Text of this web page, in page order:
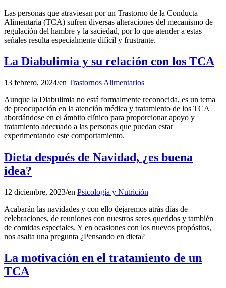
Las personas que atraviesan por un Trastorno de la Conducta
Alimentaria (TCA) sufren diversas alteraciones del mecanismo de
regulación del hambre y la saciedad, por lo que atender a estas
señales resulta especialmente difícil y frustrante.
La Diabulimia y su relación con los TCA
13 febrero, 2024/en Trastornos Alimentarios
Aunque la Diabulimia no está formalmente reconocida, es un tema
de preocupación en la atención médica y tratamiento de los TCA
abordándose en el ámbito clínico para proporcionar apoyo y
tratamiento adecuado a las personas que puedan estar
experimentando este comportamiento.
Dieta después de Navidad, ¿es buena
idea?
12 diciembre, 2023/en Psicología y Nutrición
Acabarán las navidades y con ello dejaremos atrás días de
celebraciones, de reuniones con nuestros seres queridos y también
de comidas especiales. Y en ocasiones con los nuevos propósitos,
nos asalta una pregunta ¿Pensando en dieta?
La motivación en el tratamiento de un
TCA